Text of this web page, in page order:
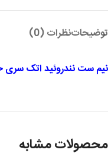
توضیحاتنظرات (0)
نیم ست نندروئید اتک سری
محصولات مشابه